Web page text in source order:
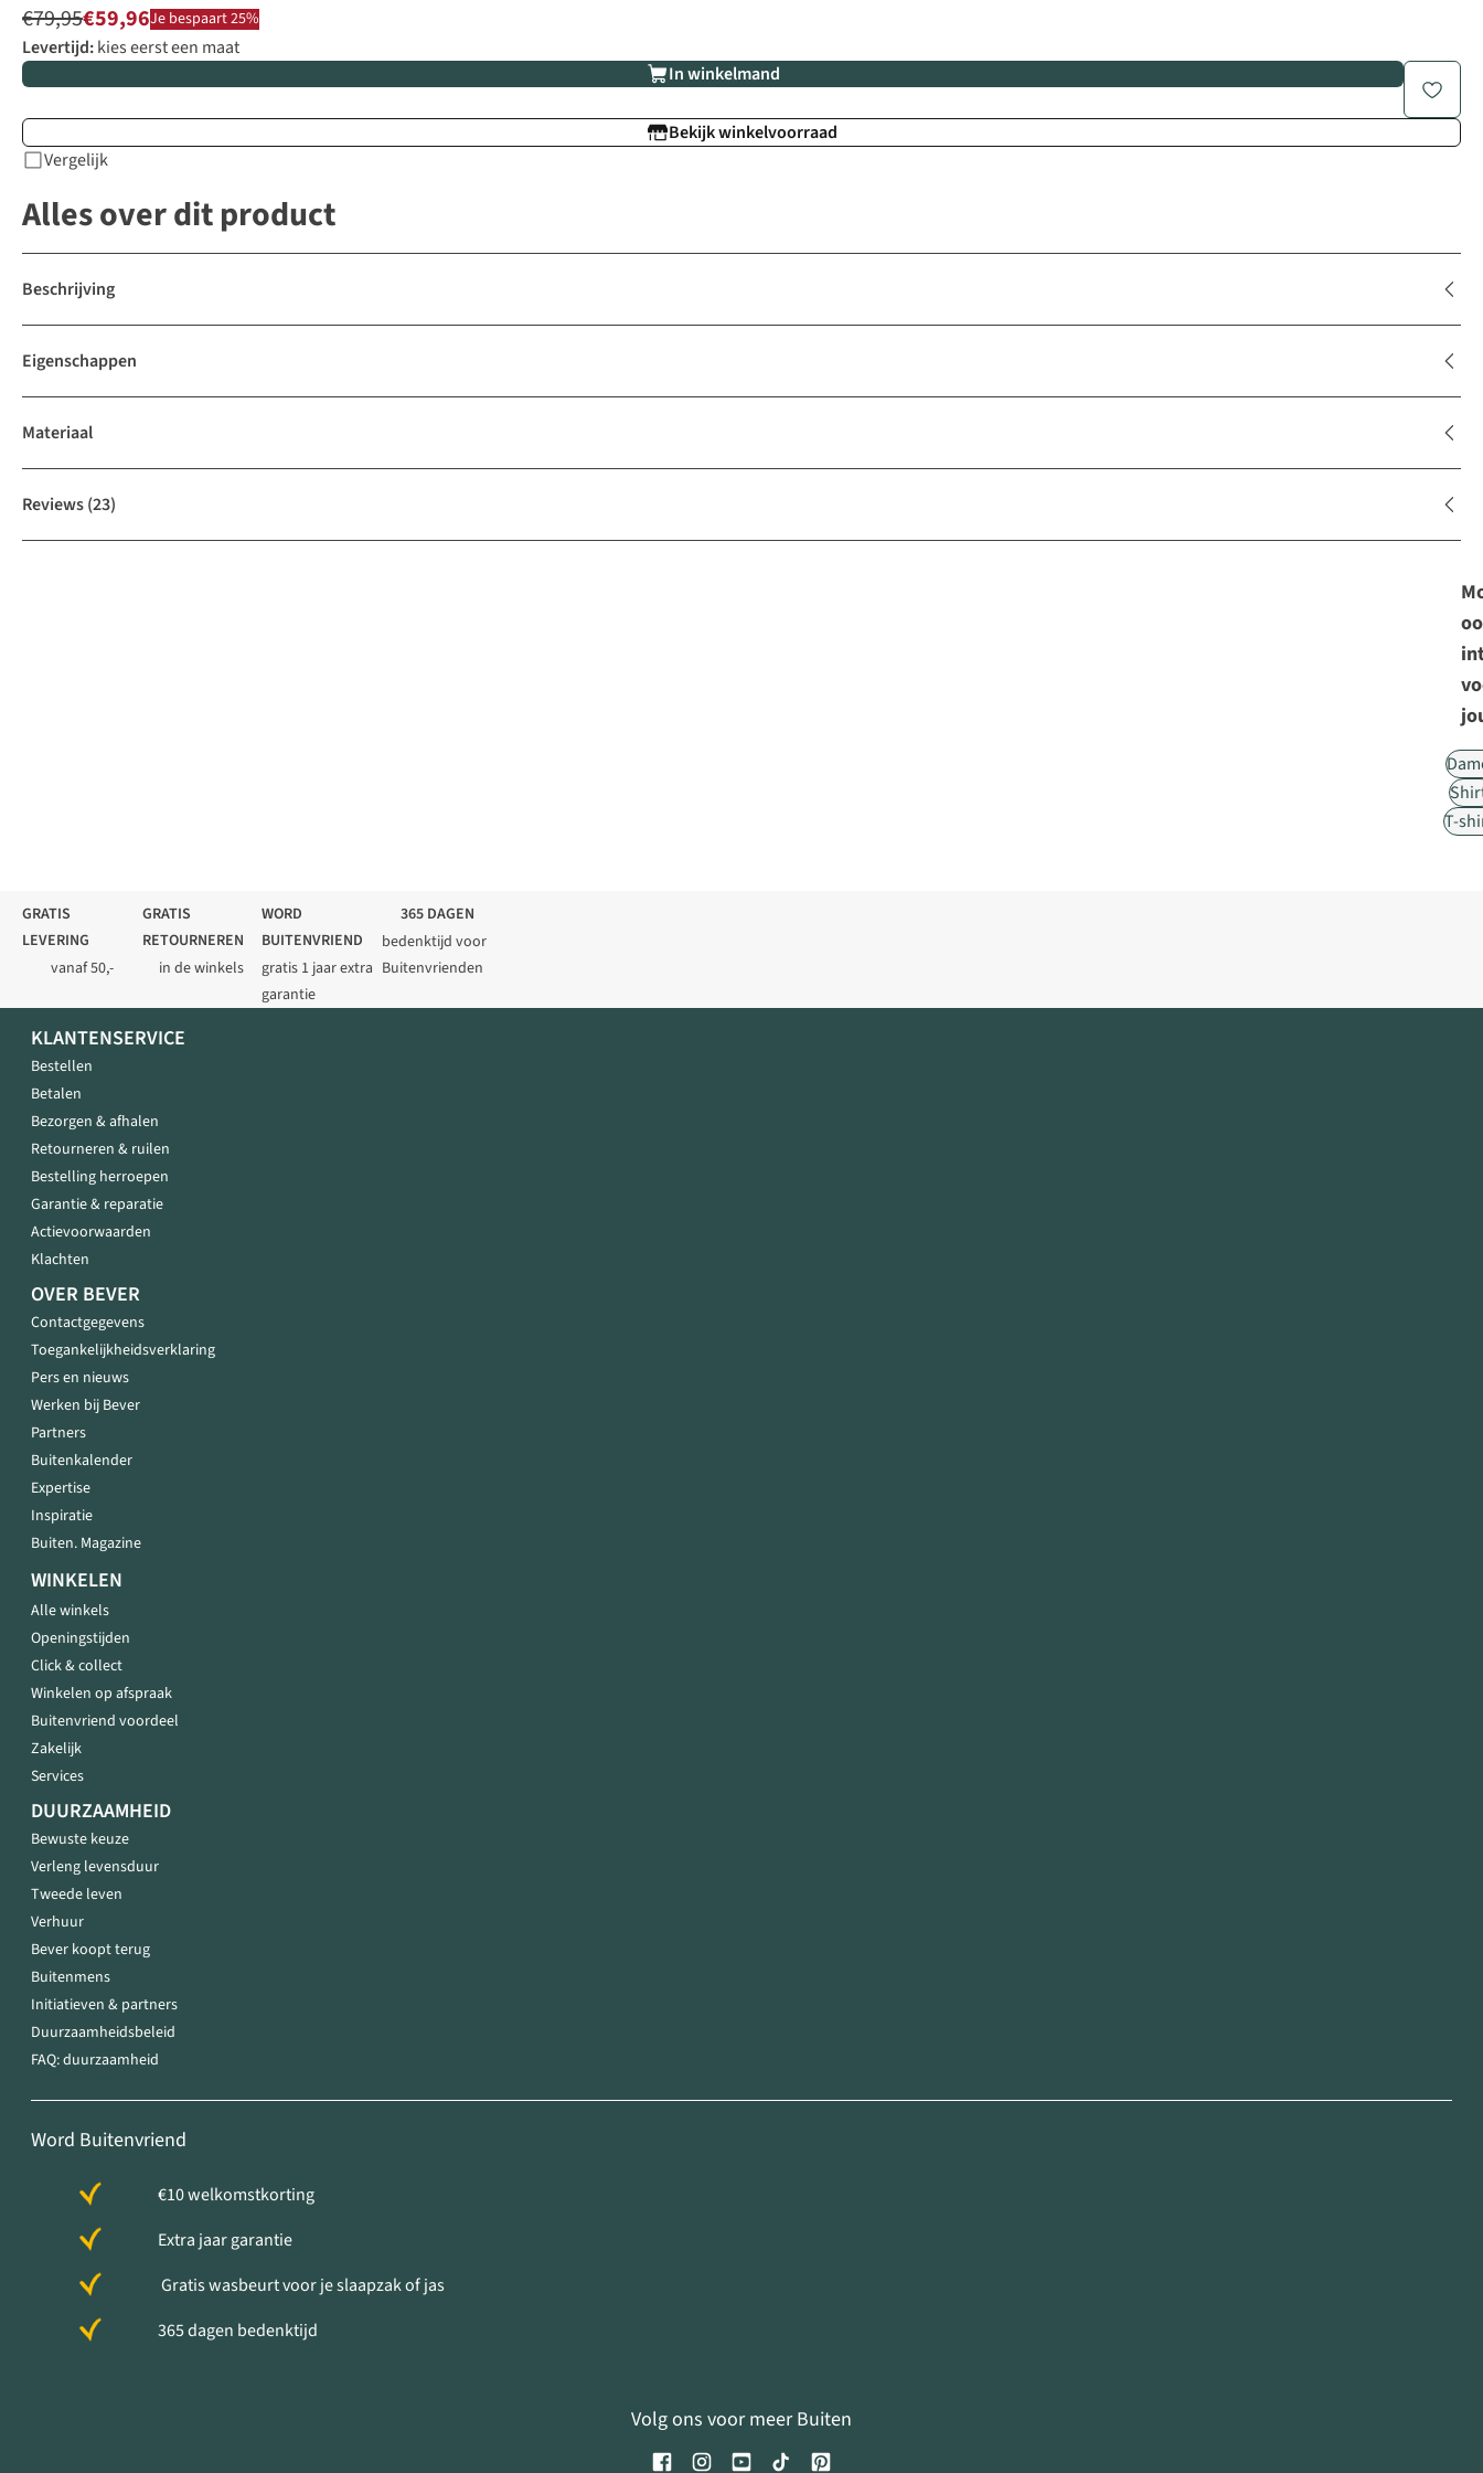
€79,95€59,96Je bespaart 25%
Levertijd:kies eerst een maat
In winkelmand
Bekijk winkelvoorraad
Vergelijk
Alles over dit product
Beschrijving
Eigenschappen
Materiaal
Reviews(23)
T-
GRATIS
LEVERING
vanaf 50,-
GRATIS
RETOURNEREN
in de winkels
WORD
BUITENVRIEND
gratis 1 jaar extra
garantie
365 DAGEN
bedenktijd voor
Buitenvrienden
KLANTENSERVICE
Bestellen
Betalen
Bezorgen & afhalen
Retourneren & ruilen
Bestelling herroepen
Garantie & reparatie
Actievoorwaarden
Klachten
OVER BEVER
Contactgegevens
Toegankelijkheidsverklaring
Pers en nieuws
Werken bij Bever
Partners
Buitenkalender
Expertise
Inspiratie
Buiten. Magazine
WINKELEN
Alle winkels
Openingstijden
Click & collect
Winkelen op afspraak
Buitenvriend voordeel
Zakelijk
Services
DUURZAAMHEID
Bewuste keuze
Verleng levensduur
Tweede leven
Verhuur
Bever koopt terug
Buitenmens
Initiatieven & partners
Duurzaamheidsbeleid
FAQ: duurzaamheid
Word Buitenvriend
€10 welkomstkorting
Extra jaar garantie
Gratis wasbeurt voor je slaapzak of jas
365 dagen bedenktijd
Volg ons voor meer Buiten